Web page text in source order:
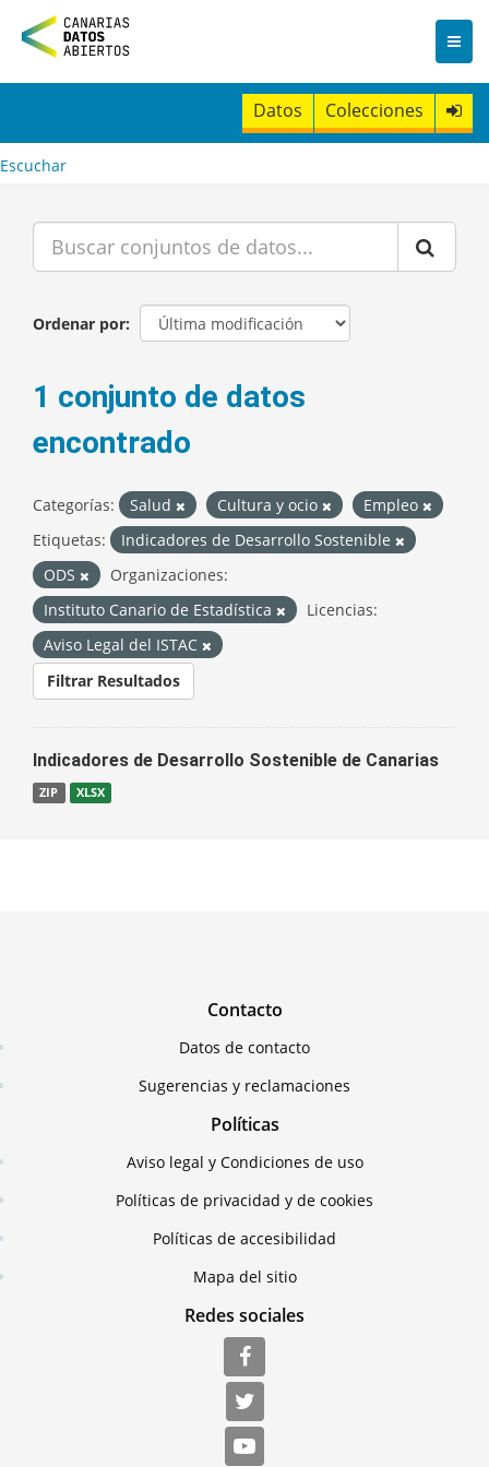
n
t
Datos Colecciones
Escuchar
Ordenar por
1 conjunto de datos
encontrado
Categorías: Salud Cultura y ocio
Empleo
Etiquetas:
Indicadores de Desarrollo Sostenible
ODS
Organizaciones:
Instituto Canario de Estadística
Licencias:
Aviso Legal del ISTAC
Filtrar Resultados
Indicadores de Desarrollo Sostenible de Canarias
ZIP XLSX
Contacto
Datos de contacto
Sugerencias y reclamaciones
Políticas
Aviso legal y Condiciones de uso
Políticas de privacidad y de cookies
Políticas de accesibilidad
Mapa del sitio
Redes sociales